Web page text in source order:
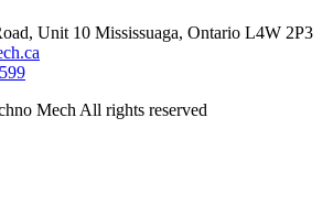
Unit 10 Mississuaga, Ontario L4W 2P3
Mech All rights reserved